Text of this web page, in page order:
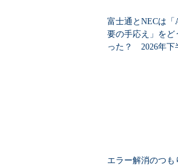
富士通とNECは「
要の手応え」をど
った？ 2026年下
エラー解消のつも